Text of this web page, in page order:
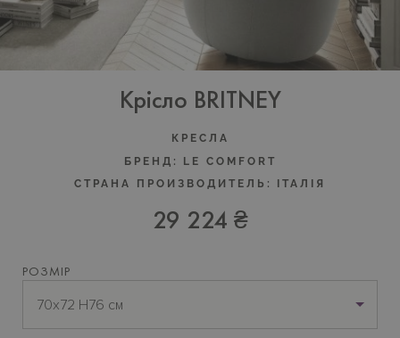
Крісло BRITNEY
КРЕСЛА
БРЕНД:
LE COMFORT
СТРАНА ПРОИЗВОДИТЕЛЬ:
ІТАЛІЯ
29 224 ₴
РОЗМІР
70x72 H76 см